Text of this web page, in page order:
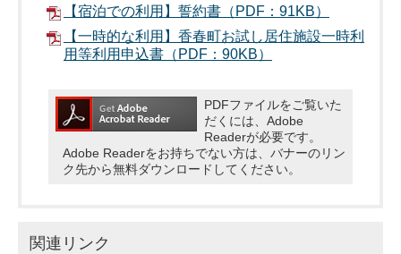
【宿泊での利用】誓約書（PDF：91KB）
【一時的な利用】香春町お試し居住施設一時利
用等利用申込書（PDF：90KB）
PDFファイルをご覧いた
だくには、Adobe
Readerが必要です。
Adobe Readerをお持ちでない方は、バナーのリン
ク先から無料ダウンロードしてください。
関連リンク